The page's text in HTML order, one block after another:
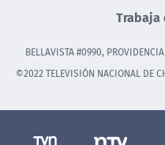
Trabaja
BELLAVISTA #0990,
©2022 TELEVISIÓN NACIONAL DE